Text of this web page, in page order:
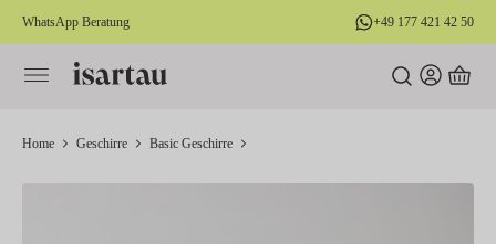
springen
WhatsApp Beratung +49 177 421 42 50
Home Geschirre Basic Geschirre